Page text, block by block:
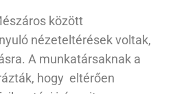
között
nézeteltérések voltak,
A munkatársaknak a
hogy eltérően